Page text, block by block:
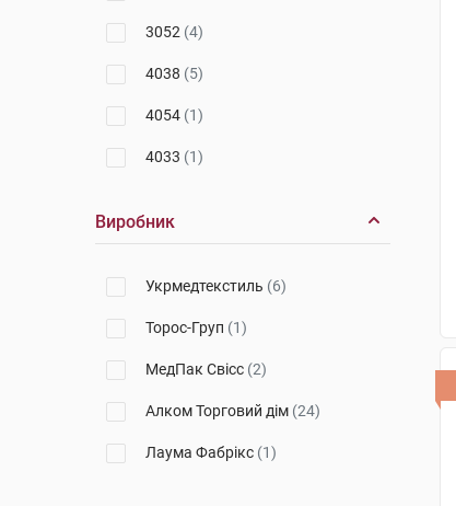
3052 (4)
4038 (5)
4054 (1)
4033 (1)
Виробник
Укрмедтекстиль (6)
Торос-Груп (1)
МедПак Свісс (2)
Алком Торговий дім (24)
Лаума Фабрікс (1)